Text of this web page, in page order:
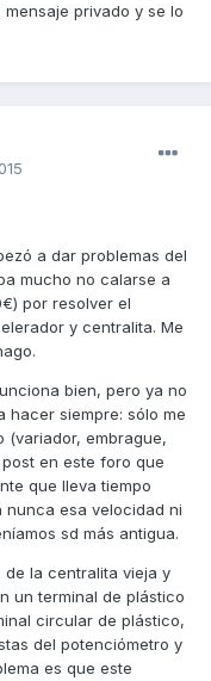
privado y se lo
a dar problemas del
mucho no calarse a
por resolver el
y centralita. Me
bien, pero ya no
hacer siempre: sólo me
(variador, embrague,
en este foro que
que lleva tiempo
nunca esa velocidad ni
sd más antigua.
la centralita vieja y
un terminal de plástico
circular de plástico,
del potenciómetro y
es que este